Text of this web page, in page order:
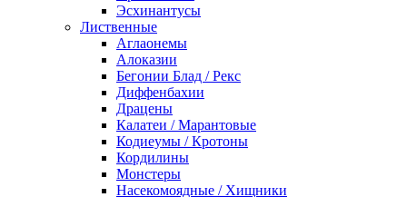
Эсхинантусы
Лиственные
Аглаонемы
Алоказии
Бегонии Блад / Рекс
Диффенбахии
Драцены
Калатеи / Марантовые
Кодиеумы / Кротоны
Кордилины
Монстеры
Насекомоядные / Хищники